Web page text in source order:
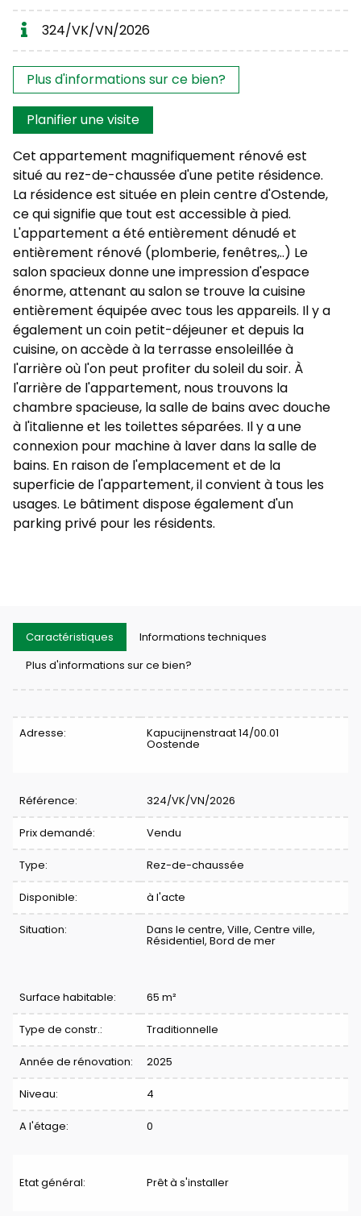
324/VK/VN/2026
Les intérêts?
Plus d'informations sur ce bien?
Planifier une visite
Cet appartement magnifiquement rénové est
situé au rez-de-chaussée d'une petite résidence.
La résidence est située en plein centre d'Ostende,
ce qui signifie que tout est accessible à pied.
L'appartement a été entièrement dénudé et
entièrement rénové (plomberie, fenêtres,..) Le
salon spacieux donne une impression d'espace
énorme, attenant au salon se trouve la cuisine
entièrement équipée avec tous les appareils. Il y a
également un coin petit-déjeuner et depuis la
cuisine, on accède à la terrasse ensoleillée à
l'arrière où l'on peut profiter du soleil du soir. À
l'arrière de l'appartement, nous trouvons la
chambre spacieuse, la salle de bains avec douche
à l'italienne et les toilettes séparées. Il y a une
connexion pour machine à laver dans la salle de
bains. En raison de l'emplacement et de la
superficie de l'appartement, il convient à tous les
usages. Le bâtiment dispose également d'un
parking privé pour les résidents.
Caractéristiques
Informations techniques
Plus d'informations sur ce bien?
Caractéristiques
Adresse: Kapucijnenstraat 14/00.01
Oostende
Référence: 324/VK/VN/2026
Prix demandé: Vendu
Type: Rez-de-chaussée
Disponible: à l'acte
Situation: Dans le centre, Ville, Centre ville,
Résidentiel, Bord de mer
Surface habitable: 65 m²
Type de constr.: Traditionnelle
Année de rénovation: 2025
Niveau: 4
A l'étage: 0
Etat général: Prêt à s'installer